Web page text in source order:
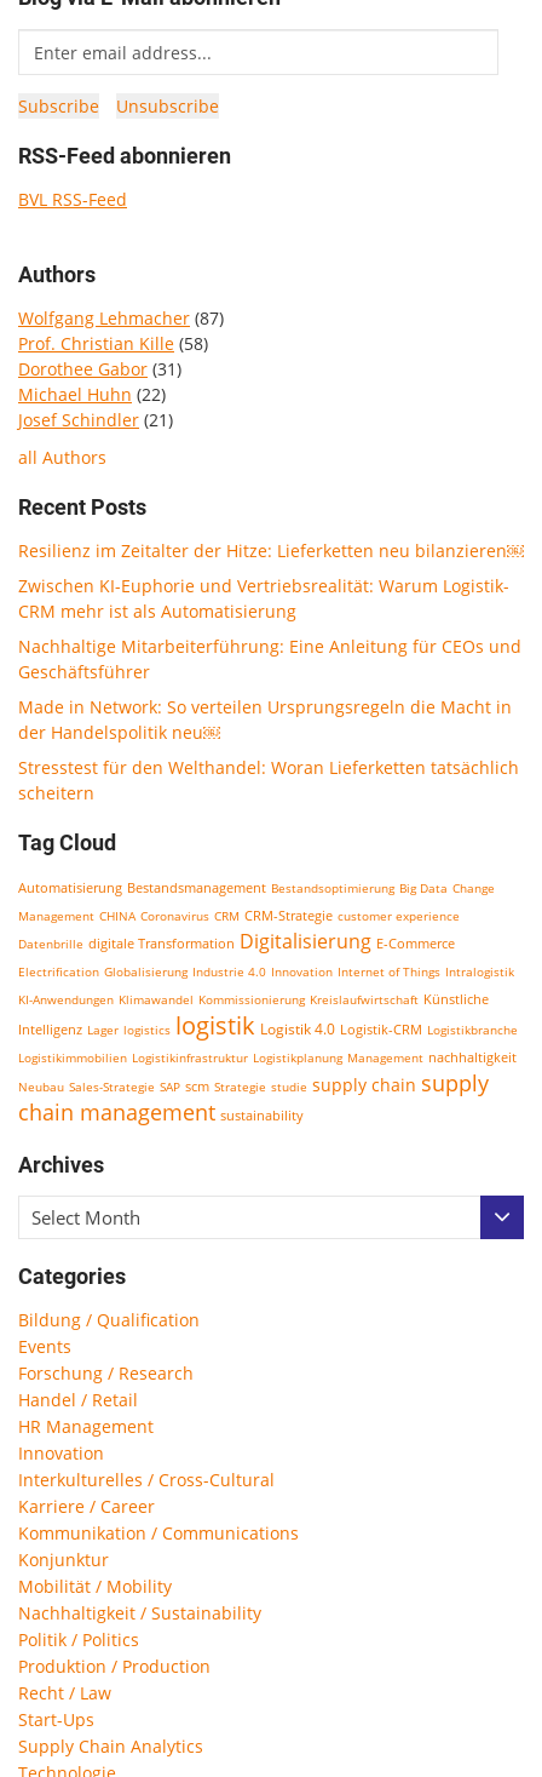
RSS-Feed abonnieren
BVL RSS-Feed
Authors
Wolfgang Lehmacher (87)
Prof. Christian Kille (58)
Dorothee Gabor (31)
Michael Huhn (22)
Josef Schindler (21)
all Authors
Recent Posts
Resilienz im Zeitalter der Hitze: Lieferketten neu bilanzieren￼
Zwischen KI-Euphorie und Vertriebsrealität: Warum Logistik-
CRM mehr ist als Automatisierung
Nachhaltige Mitarbeiterführung: Eine Anleitung für CEOs und
Geschäftsführer
Made in Network: So verteilen Ursprungsregeln die Macht in
der Handelspolitik neu￼
Stresstest für den Welthandel: Woran Lieferketten tatsächlich
scheitern
Tag Cloud
Automatisierung Bestandsmanagement Bestandsoptimierung Big Data Change
Management CHINA Coronavirus CRM CRM-Strategie customer experience
Datenbrille digitale Transformation Digitalisierung E-Commerce
Electrification Globalisierung Industrie 4.0 Innovation Internet of Things Intralogistik
KI-Anwendungen Klimawandel Kommissionierung Kreislaufwirtschaft Künstliche
Intelligenz Lager logistics logistik Logistik 4.0 Logistik-CRM Logistikbranche
Logistikimmobilien Logistikinfrastruktur Logistikplanung Management nachhaltigkeit
Neubau Sales-Strategie SAP scm Strategie studie supply chain supply
chain management sustainability
Archives
Select Month
Categories
Bildung / Qualification
Events
Forschung / Research
Handel / Retail
HR Management
Innovation
Interkulturelles / Cross-Cultural
Karriere / Career
Kommunikation / Communications
Konjunktur
Mobilität / Mobility
Nachhaltigkeit / Sustainability
Politik / Politics
Produktion / Production
Recht / Law
Start-Ups
Supply Chain Analytics